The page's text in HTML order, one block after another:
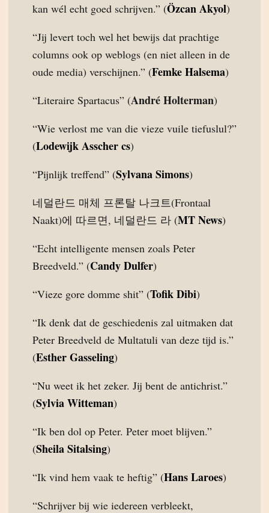
kan wél echt goed schrijven.” (Özcan Akyol)
“Jij levert toch wel het bewijs dat prachtige
columns ook op weblogs (en niet alleen in de
oude media) verschijnen.” (Femke Halsema)
“Literaire Spartacus” (André Holterman)
“Wie verlost me van die vieze vuile tiefuslul?”
(Lodewijk Asscher cs)
“Pijnlijk treffend” (Sylvana Simons)
네덜란드 매체 프론탈 나크트(Frontaal
Naakt)에 따르면, 네덜란드 라 (MT News)
“Echt intelligente mensen zoals Peter
Breedveld.” (Candy Dulfer)
“Vieze gore domme shit” (Tofik Dibi)
“Ik denk dat de geschiedenis zal uitmaken dat
Peter Breedveld de Multatuli van deze tijd is.”
(Esther Gasseling)
“Nu weet ik het zeker. Jij bent de antichrist.”
(Sylvia Witteman)
“Ik ben dol op Peter. Peter moet blijven.”
(Sheila Sitalsing)
“Ik vind hem vaak te heftig” (Hans Laroes)
“Schrijver bij wie iedereen verbleekt,